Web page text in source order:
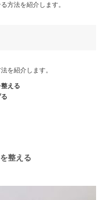
方法を紹介します。
を紹介します。
える
整える